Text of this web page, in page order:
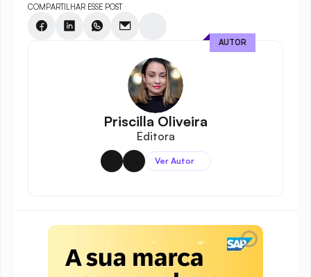
COMPARTILHAR ESSE POST
Priscilla Oliveira
Editora
Ver Autor
AUTOR